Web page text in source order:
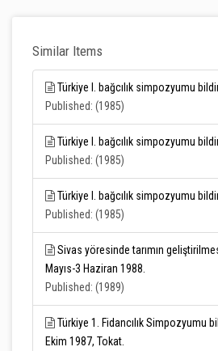
Similar Items
Türkiye I. bağcılık simpozyumu
Published: (1985)
Türkiye I. bağcılık simpozyumu
Published: (1985)
Türkiye I. bağcılık simpozyumu
Published: (1985)
Sivas yöresinde tarımın
Mayıs-3 Haziran 1988.
Published: (1989)
Türkiye 1. Fidancılık Simpozyumu
Ekim 1987, Tokat.